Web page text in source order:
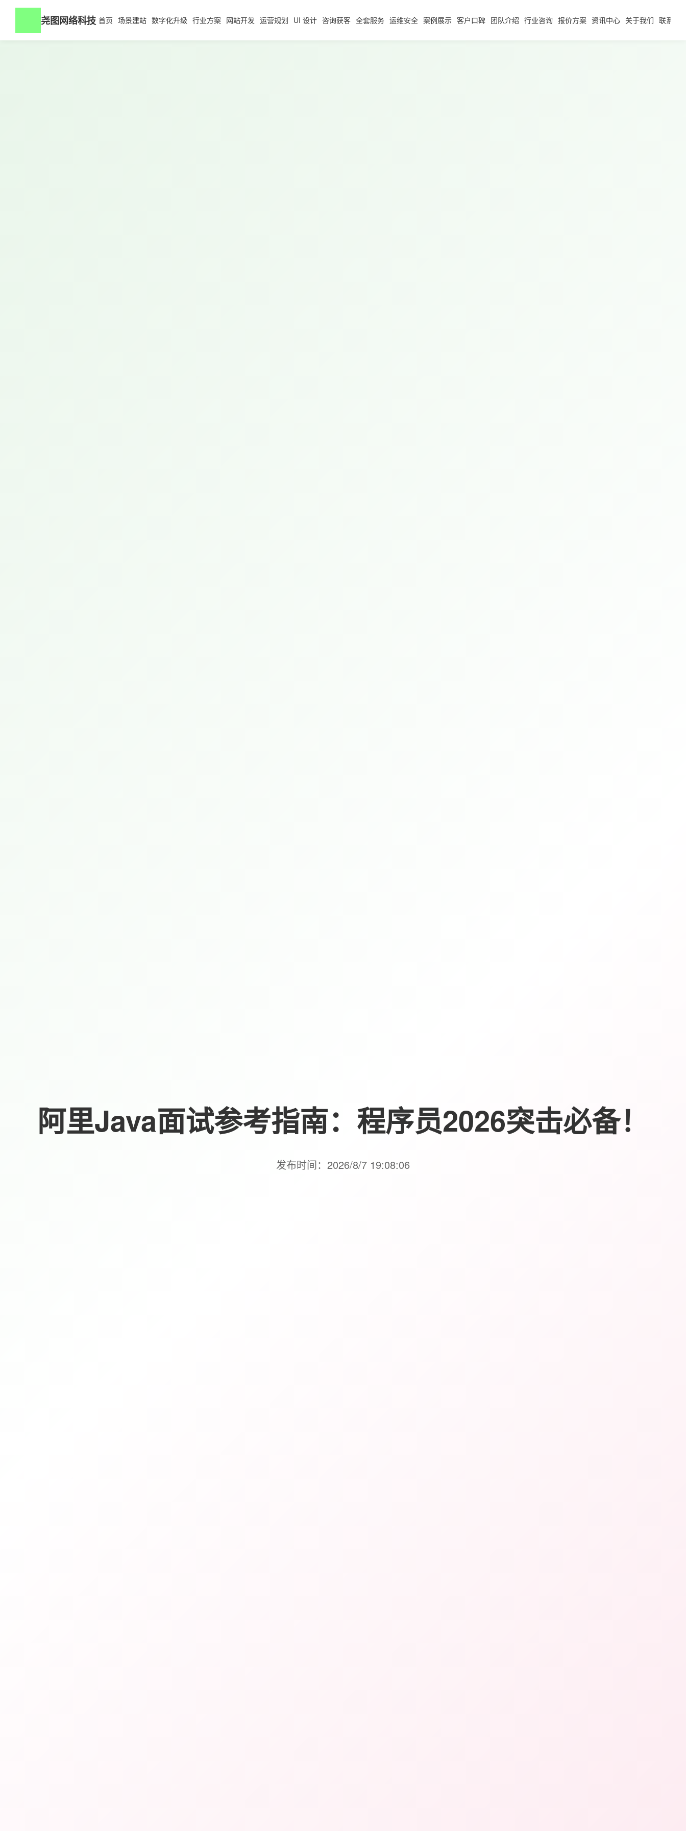
尧图网络科技 首页 场景建站 数字化升级 行业方案 网站开发 运营规划 UI 设计 咨询获客 全套服务 运维安全 案例展示 客户口碑 团队介绍 行业咨询 报价方案 资讯中心 关于我们 联系我
阿里Java面试参考指南：程序员2026突击必备！
发布时间：2026/8/7 19:08:06